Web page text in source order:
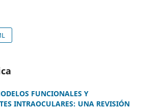
FUNCIONALES Y
INTRAOCULARES: UNA REVISIÓN